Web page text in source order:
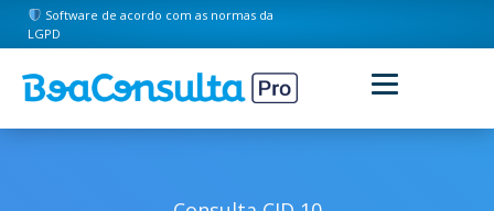
Software de acordo com as normas da
LGPD